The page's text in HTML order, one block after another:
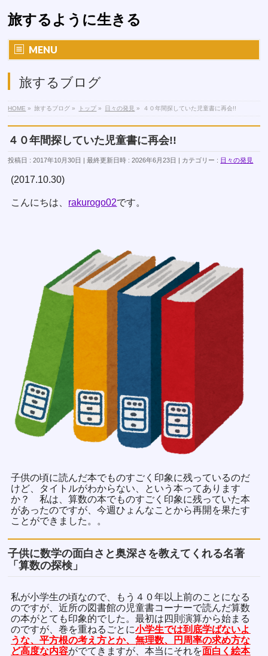
旅するように生きる
MENU
旅するブログ
HOME » 旅するブログ » トップ » 日々の発見 » ４０年間探していた児童書に再会!!
４０年間探していた児童書に再会!!
投稿日 : 2017年10月30日 最終更新日時 : 2026年6月23日 カテゴリー : 日々の発見
(2017.10.30)
こんにちは、 rakurogo02です。
子供の頃に読んだ本でものすごく印象に残っているのだ
けど、タイトルがわからない、という本ってあります
か？ 私は、算数の本でものすごく印象に残っていた本
があったのですが、今週ひょんなことから再開を果たす
ことができました。。
子供に数学の面白さと奥深さを教えてくれる名著
「算数の探検」
私が小学生の頃なので、もう４０年以上前のことになる
のですが、近所の図書館の児童書コーナーで読んだ算数
の本がとても印象的でした。最初は四則演算から始まる
のですが、巻を重ねるごとに小学生では到底学ばないよ
うな、平方根の考え方とか、無理数、円周率の求め方な
ど高度な内容がでてきますが、本当にそれを面白く絵本